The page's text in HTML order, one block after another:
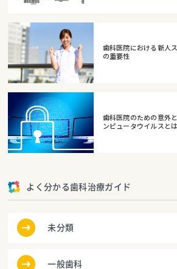
歯科医院における新人
の重要性
歯科医院のための意外
ンピュータウイルスと
よく分かる歯科治療ガイド
未分類
一般歯科